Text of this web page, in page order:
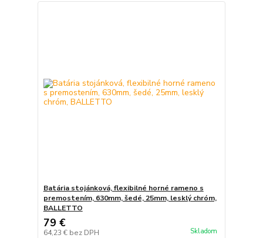
Batária stojánková, flexibilné horné rameno s
premostením, 630mm, šedé, 25mm, lesklý chróm,
BALLETTO
79 €
64,23 € bez DPH Skladom